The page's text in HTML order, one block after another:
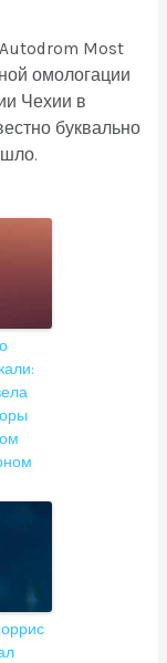
Most
омологации
Чехии в
буквально